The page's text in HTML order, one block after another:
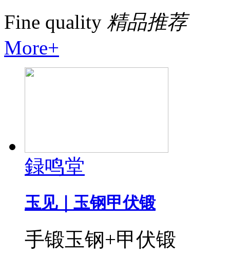
Fine quality 精品推荐
More+
録鸣堂
玉见｜玉钢甲伏锻
手锻玉钢+甲伏锻